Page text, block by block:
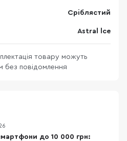
Сріблястий
Astral lce
товару можуть
без повідомлення
до 10 000 грн: